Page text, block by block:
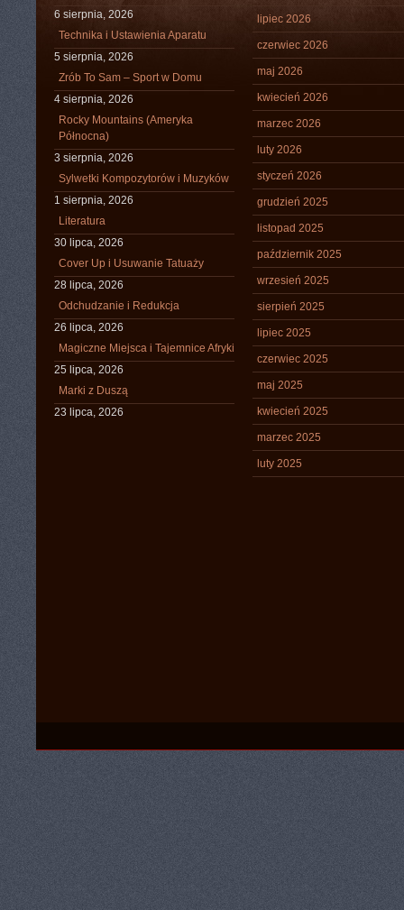
6 sierpnia, 2026
Technika i Ustawienia Aparatu
5 sierpnia, 2026
Zrób To Sam – Sport w Domu
4 sierpnia, 2026
Rocky Mountains (Ameryka
Północna)
3 sierpnia, 2026
Sylwetki Kompozytorów i Muzyków
1 sierpnia, 2026
Literatura
30 lipca, 2026
Cover Up i Usuwanie Tatuaży
28 lipca, 2026
Odchudzanie i Redukcja
26 lipca, 2026
Magiczne Miejsca i Tajemnice Afryki
25 lipca, 2026
Marki z Duszą
23 lipca, 2026
lipiec 2026
czerwiec 2026
maj 2026
kwiecień 2026
marzec 2026
luty 2026
styczeń 2026
grudzień 2025
listopad 2025
październik 2025
wrzesień 2025
sierpień 2025
lipiec 2025
czerwiec 2025
maj 2025
kwiecień 2025
marzec 2025
luty 2025